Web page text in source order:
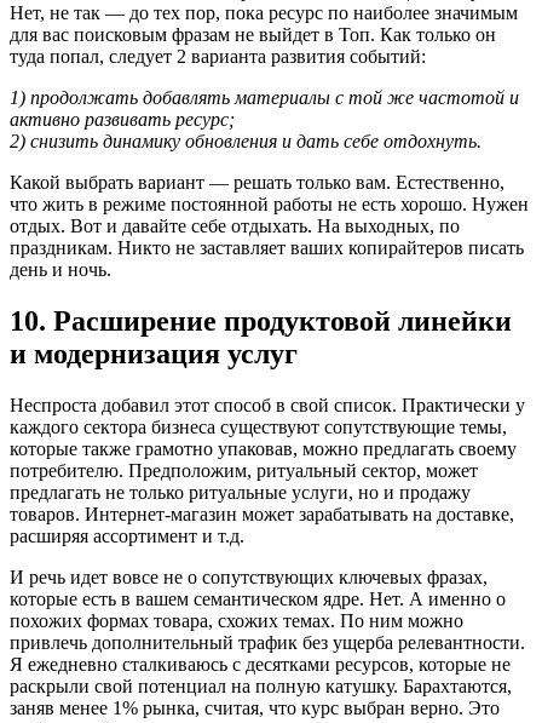
Нет, не так — до тех пор, пока ресурс по наиболее значимым
для вас поисковым фразам не выйдет в Топ. Как только он
туда попал, следует 2 варианта развития событий:
1) продолжать добавлять материалы с той же частотой и
активно развивать ресурс;
2) снизить динамику обновления и дать себе отдохнуть.
Какой выбрать вариант — решать только вам. Естественно,
что жить в режиме постоянной работы не есть хорошо. Нужен
отдых. Вот и давайте себе отдыхать. На выходных, по
праздникам. Никто не заставляет ваших копирайтеров писать
день и ночь.
10. Расширение продуктовой линейки
и модернизация услуг
Неспроста добавил этот способ в свой список. Практически у
каждого сектора бизнеса существуют сопутствующие темы,
которые также грамотно упаковав, можно предлагать своему
потребителю. Предположим, ритуальный сектор, может
предлагать не только ритуальные услуги, но и продажу
товаров. Интернет-магазин может зарабатывать на доставке,
расширяя ассортимент и т.д.
И речь идет вовсе не о сопутствующих ключевых фразах,
которые есть в вашем семантическом ядре. Нет. А именно о
похожих формах товара, схожих темах. По ним можно
привлечь дополнительный трафик без ущерба релевантности.
Я ежедневно сталкиваюсь с десятками ресурсов, которые не
раскрыли свой потенциал на полную катушку. Барахтаются,
заняв менее 1% рынка, считая, что курс выбран верно. Это